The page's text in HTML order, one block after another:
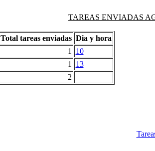
TAREAS ENVIADAS
Total tareas enviadas Dia y hora
1
10
1
13
2